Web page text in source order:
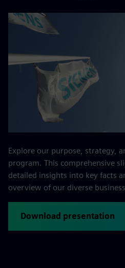
Explore our purpose, strategy,
program. This comprehensive
detailed insights into key facts
overview of our diverse
Download presentation